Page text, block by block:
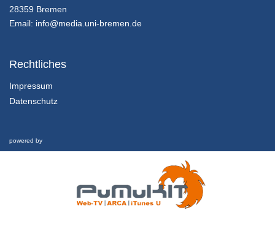
28359 Bremen
Email: info@media.uni-bremen.de
Rechtliches
Impressum
Datenschutz
powered by